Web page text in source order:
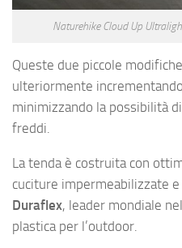
Naturehike Cloud Up
Queste due piccole
ulteriormente
minimizzando la possibilità
freddi.
La tenda è costruita con
cuciture impermeabilizzate
Duraflex, leader mondiale
plastica per l’outdoor.